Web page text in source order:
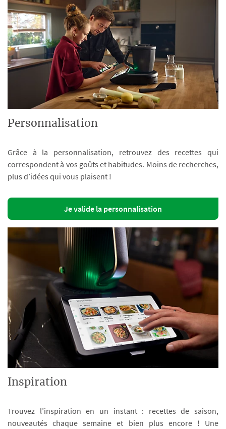
Personnalisation
Grâce à la personnalisation, retrouvez des recettes qui
correspondent à vos goûts et habitudes. Moins de recherches,
plus d’idées qui vous plaisent !
Je valide la personnalisation
Inspiration
Trouvez l’inspiration en un instant : recettes de saison,
nouveautés chaque semaine et bien plus encore ! Une